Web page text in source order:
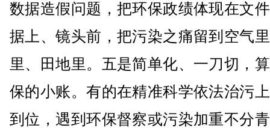
数据造假问题，把环保政绩体现在文
据上、镜头前，把污染之痛留到空气
里、田地里。五是简单化、一刀切，
保的小账。有的在精准科学依法治污
到位，遇到环保督察或污染加重不分